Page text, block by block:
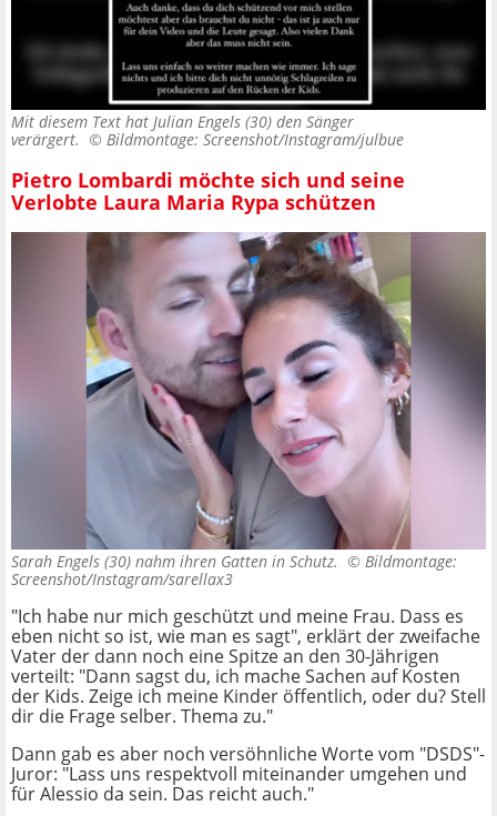
Mit diesem Text hat Julian Engels (30) den Sänger
verärgert. © Bildmontage: Screenshot/Instagram/julbue
Pietro Lombardi möchte sich und seine
Verlobte Laura Maria Rypa schützen
Sarah Engels (30) nahm ihren Gatten in Schutz. © Bildmontage:
Screenshot/Instagram/sarellax3
"Ich habe nur mich geschützt und meine Frau. Dass es
eben nicht so ist, wie man es sagt", erklärt der zweifache
Vater der dann noch eine Spitze an den 30-Jährigen
verteilt: "Dann sagst du, ich mache Sachen auf Kosten
der Kids. Zeige ich meine Kinder öffentlich, oder du? Stell
dir die Frage selber. Thema zu."
Dann gab es aber noch versöhnliche Worte vom "DSDS"-
Juror: "Lass uns respektvoll miteinander umgehen und
für Alessio da sein. Das reicht auch."